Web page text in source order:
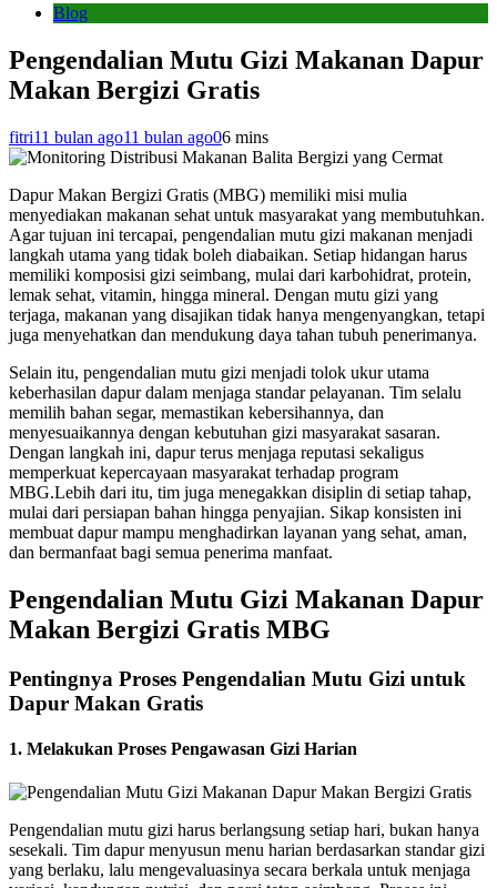
Blog
Pengendalian Mutu Gizi Makanan Dapur
Makan Bergizi Gratis
fitri11 bulan ago11 bulan ago06 mins
Dapur Makan Bergizi Gratis (MBG) memiliki misi mulia
menyediakan makanan sehat untuk masyarakat yang membutuhkan.
Agar tujuan ini tercapai, pengendalian mutu gizi makanan menjadi
langkah utama yang tidak boleh diabaikan. Setiap hidangan harus
memiliki komposisi gizi seimbang, mulai dari karbohidrat, protein,
lemak sehat, vitamin, hingga mineral. Dengan mutu gizi yang
terjaga, makanan yang disajikan tidak hanya mengenyangkan, tetapi
juga menyehatkan dan mendukung daya tahan tubuh penerimanya.
Selain itu, pengendalian mutu gizi menjadi tolok ukur utama
keberhasilan dapur dalam menjaga standar pelayanan. Tim selalu
memilih bahan segar, memastikan kebersihannya, dan
menyesuaikannya dengan kebutuhan gizi masyarakat sasaran.
Dengan langkah ini, dapur terus menjaga reputasi sekaligus
memperkuat kepercayaan masyarakat terhadap program
MBG.Lebih dari itu, tim juga menegakkan disiplin di setiap tahap,
mulai dari persiapan bahan hingga penyajian. Sikap konsisten ini
membuat dapur mampu menghadirkan layanan yang sehat, aman,
dan bermanfaat bagi semua penerima manfaat.
Pengendalian Mutu Gizi Makanan Dapur
Makan Bergizi Gratis MBG
Pentingnya Proses Pengendalian Mutu Gizi untuk
Dapur Makan Gratis
1. Melakukan Proses Pengawasan Gizi Harian
Pengendalian mutu gizi harus berlangsung setiap hari, bukan hanya
sesekali. Tim dapur menyusun menu harian berdasarkan standar gizi
yang berlaku, lalu mengevaluasinya secara berkala untuk menjaga